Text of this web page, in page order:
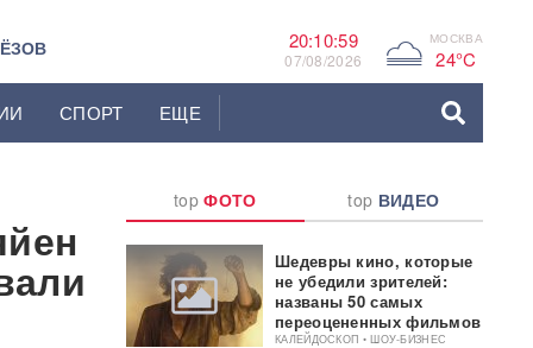
20:11:00
07/08/2026 G МОСКВА
24°C
СПОРТ ЕЩЕ
topФОТО top ВИДЕО
Шедевры кино, которые
не убедили зрителей:
названы 50 самых
переоцененных фильмов
КАЛЕЙДОСКОП • ШОУ-БИЗНЕС